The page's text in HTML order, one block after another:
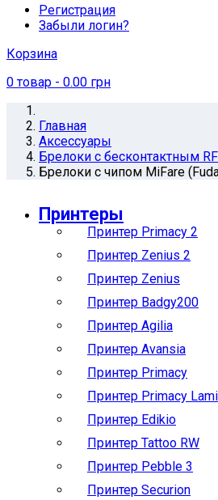
Регистрация
Забыли логин?
Корзина
0 товар - 0.00 грн
Главная
Аксессуары
Брелоки с бесконтактным
Брелоки с чипом MiFare
Принтеры
Принтер Primacy 2
Принтер Zenius 2
Принтер Zenius
Принтер Badgy200
Принтер Agilia
Принтер Avansia
Принтер Primacy
Принтер Primacy
Принтер Edikio
Принтер Tattoo RW
Принтер Pebble 3
Принтер Securion